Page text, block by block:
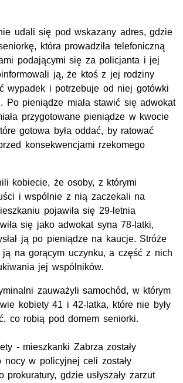
udali się pod wskazany adres, gdzie
która prowadziła telefoniczną
podającymi się za policjanta i jej
ją, że ktoś z jej rodziny
wypadek i potrzebuje od niej gotówki
Po pieniądze miała stawić się adwokat
przygotowane pieniądze w kwocie
gotowa była oddać, by ratować
konsekwencjami rzekomego
kobiecie, że osoby, z którymi
i wspólnie z nią zaczekali na
pojawiła się 29-letnia
się jako adwokat syna 78-latki,
ją po pieniądze na kaucje. Stróże
ją na gorącym uczynku, a część z nich
jej wspólników.
zauważyli samochód, w którym
kobiety 41 i 42-latka, które nie były
co robią pod domem seniorki.
- mieszkanki Zabrza zostały
nocy w policyjnej celi zostały
prokuratury, gdzie usłyszały zarzut